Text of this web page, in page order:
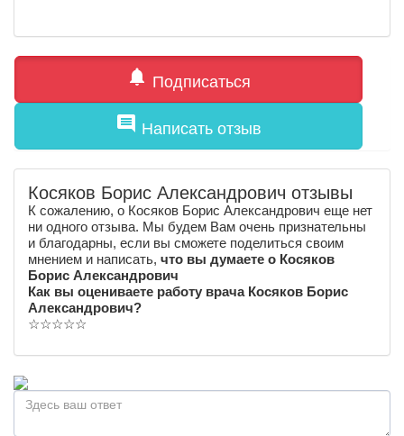
notifications Подписаться
comment Написать отзыв
Косяков Борис Александрович отзывы
К сожалению, о Косяков Борис Александрович еще нет
ни одного отзыва. Мы будем Вам очень признательны
и благодарны, если вы сможете поделиться своим
мнением и написать, что вы думаете о Косяков
Борис Александрович
Как вы оцениваете работу врача Косяков Борис
Александрович?
☆☆☆☆☆